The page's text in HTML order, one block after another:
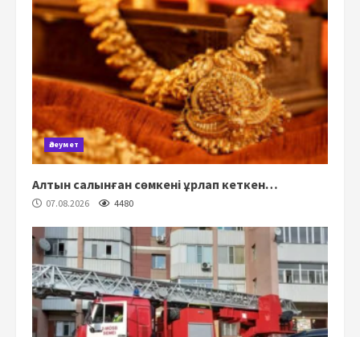
Әлеумет
Алтын салынған сөмкені ұрлап кеткен…
07.08.2026 4480